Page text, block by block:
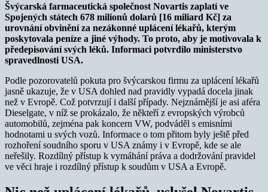
Švýcarská farmaceutická společnost Novartis zaplatí ve
Spojených státech 678 milionů dolarů [16 miliard Kč] za
urovnání obvinění za nezákonné uplácení lékařů, kterým
poskytovala peníze a jiné výhody. To proto, aby je motivovala k
předepisování svých léků. Informaci potvrdilo ministerstvo
spravedlnosti USA.
Podle pozorovatelů pokuta pro švýcarskou firmu za uplácení lékařů
jasně ukazuje, že v USA dohled nad pravidly vypadá docela jinak
než v Evropě. Což potvrzují i další případy. Nejznámější je asi aféra
Dieselgate, v níž se prokázalo, že někteří z evropských výrobců
automobilů, zejména pak koncern VW, podváděl s emisními
hodnotami u svých vozů. Informace o tom přitom byly ještě před
rozhoření soudního sporu v USA známy i v Evropě, kde se ale
neřešily. Rozdílný přístup k vymáhání práva a dodržování pravidel
ve věci hraje i rozdílný přístup k soudům v USA a Evropě.